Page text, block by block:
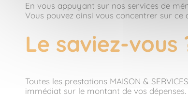
En vous appuyant sur nos services de
Vous pouvez ainsi vous concentrer sur
Le saviez-vous
Toutes les prestations MAISON &
immédiat sur le montant de vos dépenses.